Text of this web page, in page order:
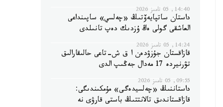
14:40, 05 تامىز 2026
داستان ساتپايەۆتىڭ «چەلسي» ساپىنداعى
العاشقى گولى ەڭ ۇزدىك دەپ تانىلدى
14:24, 05 تامىز 2026
قازاقستان جۇزۋدەن ا ق ش-تاعى حالىقارالىق
تۋرنيردە 17 مەدال جەڭىپ الدى
09:55, 05 تامىز 2026
داستاننىڭ «چەلسيدەگى» مۇمكىندىگى:
قازاقستاندىق تالانتتىڭ باستى قارۋى نە